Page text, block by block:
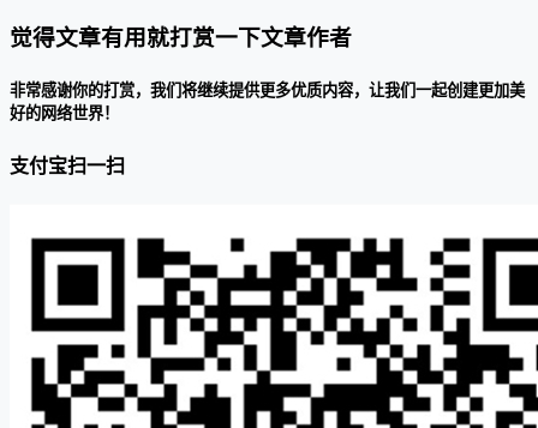
觉得文章有用就打赏一下文章作者
非常感谢你的打赏，我们将继续提供更多优质内容，让我们一起创建更加美
好的网络世界！
支付宝扫一扫